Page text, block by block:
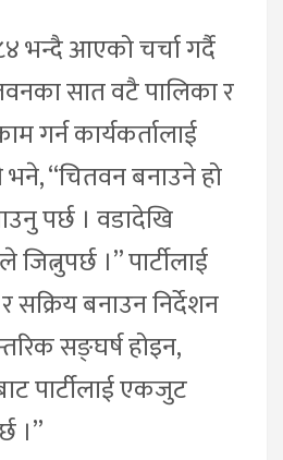
भन्दै आएको चर्चा गर्दै
सात वटै पालिका र
गर्न कार्यकर्तालाई
भने, “चितवन बनाउने हो
पर्छ । वडादेखि
।” पार्टीलाई
बनाउन निर्देशन
सङ्घर्ष होइन,
पार्टीलाई एकजुट
।”